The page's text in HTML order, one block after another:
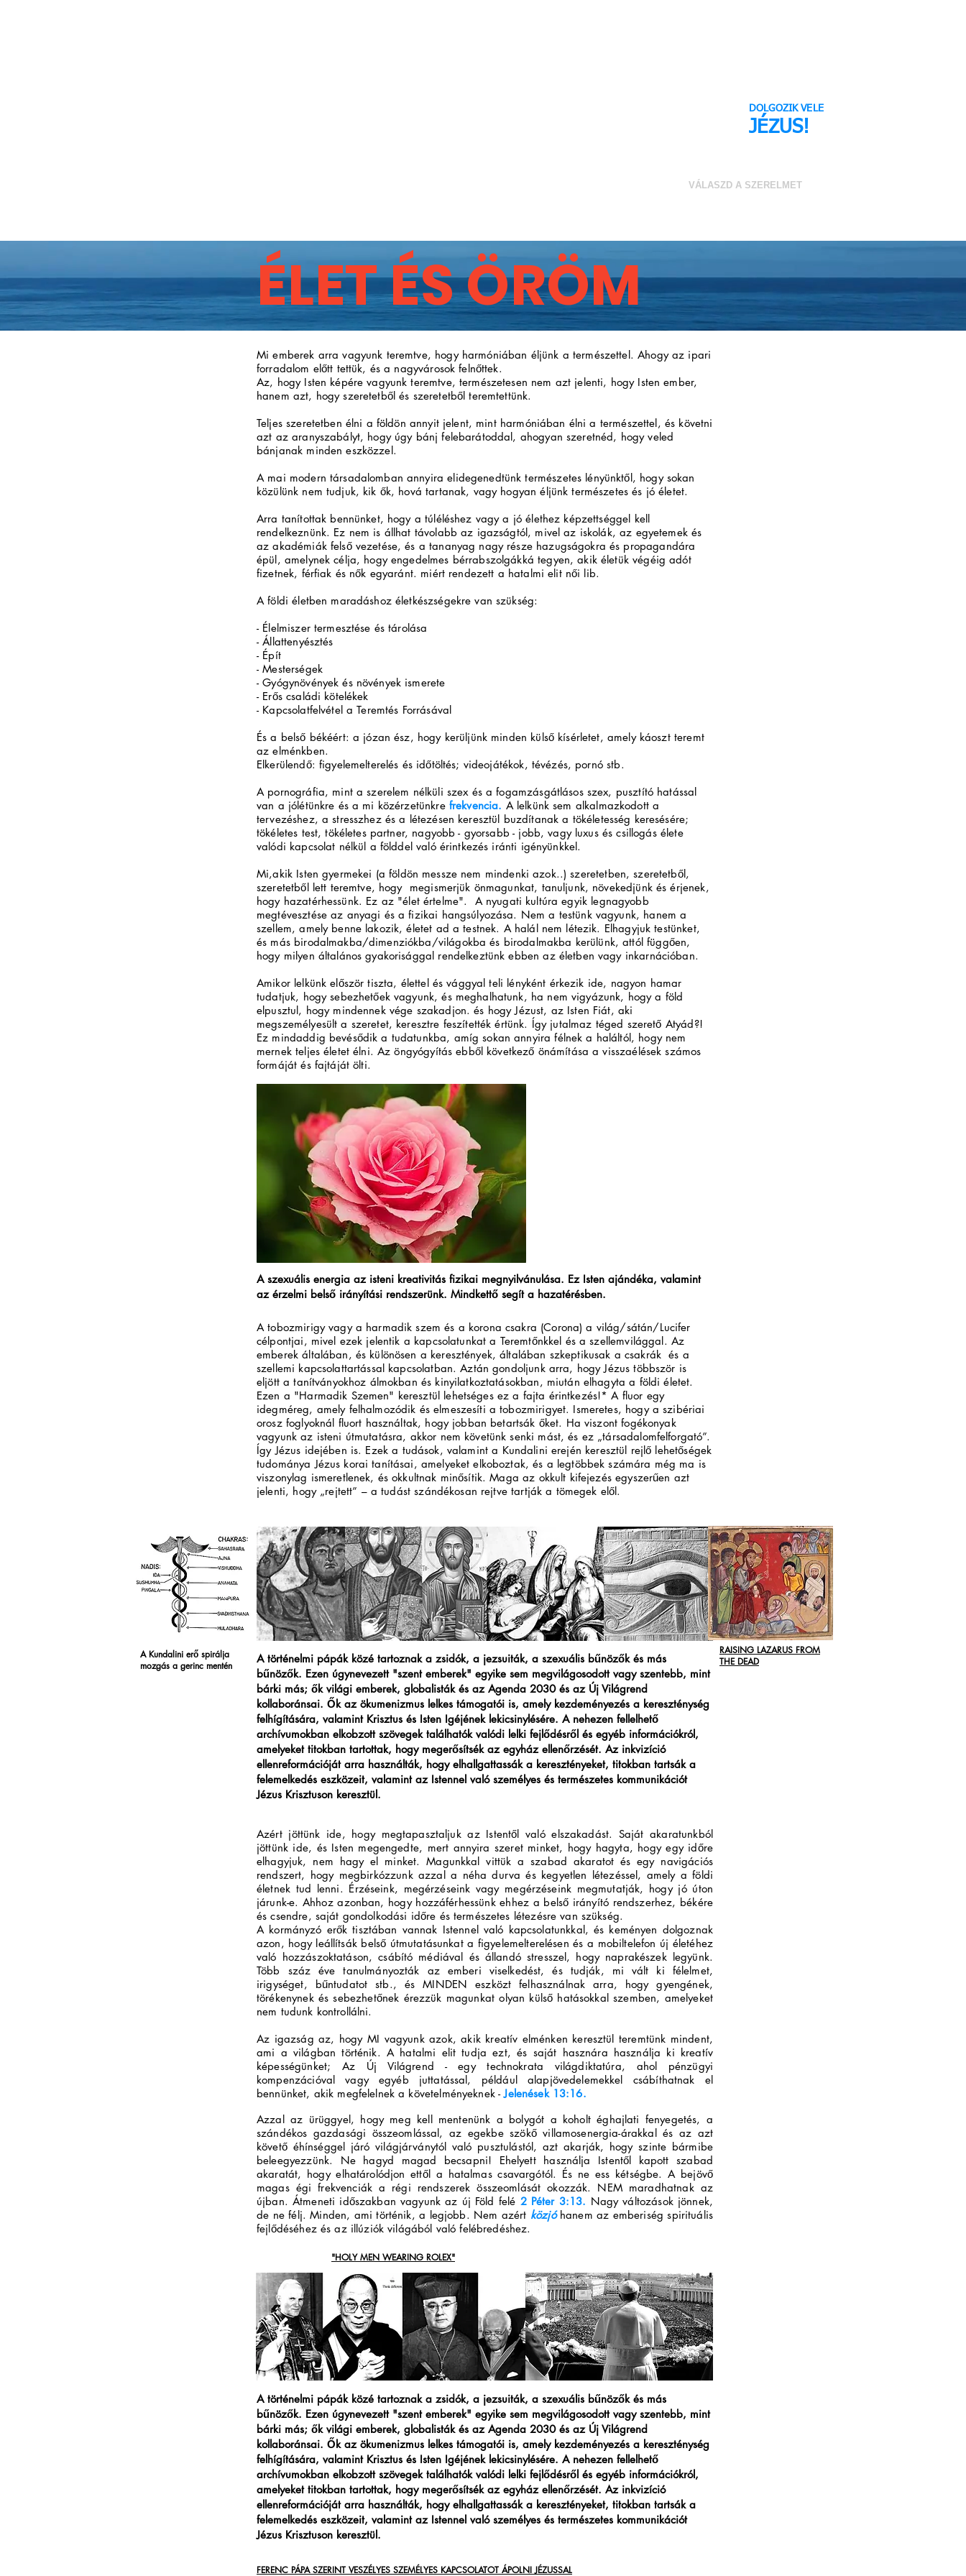
DOLGOZIK VELE
JÉZUS!
ÉLET ÉS ÖRÖM
Mi emberek arra vagyunk teremtve, hogy harmóniában éljünk a természettel. Ahogy az ipari
forradalom előtt tettük, és a nagyvárosok felnőttek.
Az, hogy Isten képére vagyunk teremtve, természetesen nem azt jelenti, hogy Isten ember,
hanem azt, hogy szeretetből és szeretetből teremtettünk.
Teljes szeretetben élni a földön annyit jelent, mint harmóniában élni a természettel, és követni
azt az aranyszabályt, hogy úgy bánj felebarátoddal, ahogyan szeretnéd, hogy veled
bánjanak minden eszközzel.
A mai modern társadalomban annyira elidegenedtünk természetes lényünktől, hogy sokan
közülünk nem tudjuk, kik ők, hová tartanak, vagy hogyan éljünk természetes és jó életet.
Arra tanítottak bennünket, hogy a túléléshez vagy a jó élethez képzettséggel kell
rendelkeznünk. Ez nem is állhat távolabb az igazságtól, mivel az iskolák, az egyetemek és
az akadémiák felső vezetése, és a tananyag nagy része hazugságokra és propagandára
épül, amelynek célja, hogy engedelmes bérrabszolgákká tegyen, akik életük végéig adót
fizetnek, férfiak és nők egyaránt. miért rendezett a hatalmi elit női lib.
A földi életben maradáshoz életkészségekre van szükség:
- Élelmiszer termesztése és tárolása
- Állattenyésztés
- Épít
- Mesterségek
- Gyógynövények és növények ismerete
- Erős családi kötelékek
- Kapcsolatfelvétel a Teremtés Forrásával
És a belső békéért: a józan ész, hogy kerüljünk minden külső kísérletet, amely káoszt teremt
az elménkben.
Elkerülendő: figyelemelterelés és időtöltés; videojátékok, tévézés, pornó stb.
A pornográfia, mint a szerelem nélküli szex és a fogamzásgátlásos szex, pusztító hatással
van a jólétünkre és a mi közérzetünkre frekvencia. A lelkünk sem alkalmazkodott a
tervezéshez, a stresszhez és a létezésen keresztül buzdítanak a tökéletesség keresésére;
tökéletes test, tökéletes partner, nagyobb - gyorsabb - jobb, vagy luxus és csillogás élete
valódi kapcsolat nélkül a földdel való érintkezés iránti igényünkkel.
Mi,akik Isten gyermekei (a földön messze nem mindenki azok..) szeretetben, szeretetből,
szeretetből lett teremtve, hogy megismerjük önmagunkat, tanuljunk, növekedjünk és érjenek,
hogy hazatérhessünk. Ez az "élet értelme". A nyugati kultúra egyik legnagyobb
megtévesztése az anyagi és a fizikai hangsúlyozása. Nem a testünk vagyunk, hanem a
szellem, amely benne lakozik, életet ad a testnek. A halál nem létezik. Elhagyjuk testünket,
és más birodalmakba/dimenziókba/világokba és birodalmakba kerülünk, attól függően,
hogy milyen általános gyakorisággal rendelkeztünk ebben az életben vagy inkarnációban.
Amikor lelkünk először tiszta, élettel és vággyal teli lényként érkezik ide, nagyon hamar
tudatjuk, hogy sebezhetőek vagyunk, és meghalhatunk, ha nem vigyázunk, hogy a föld
elpusztul, hogy mindennek vége szakadjon. és hogy Jézust, az Isten Fiát, aki
megszemélyesült a szeretet, keresztre feszítették értünk. Így jutalmaz téged szerető Atyád?!
Ez mindaddig bevésődik a tudatunkba, amíg sokan annyira félnek a haláltól, hogy nem
mernek teljes életet élni. Az öngyógyítás ebből következő önámítása a visszaélések számos
formáját és fajtáját ölti.
A szexuális energia az isteni kreativitás fizikai megnyilvánulása. Ez Isten ajándéka, valamint
az érzelmi belső irányítási rendszerünk. Mindkettő segít a hazatérésben.
A tobozmirigy vagy a harmadik szem és a korona csakra (Corona) a világ/sátán/Lucifer
célpontjai, mivel ezek jelentik a kapcsolatunkat a Teremtőnkkel és a szellemvilággal. Az
emberek általában, és különösen a keresztények, általában szkeptikusak a csakrák és a
szellemi kapcsolattartással kapcsolatban. Aztán gondoljunk arra, hogy Jézus többször is
eljött a tanítványokhoz álmokban és kinyilatkoztatásokban, miután elhagyta a földi életet.
Ezen a "Harmadik Szemen" keresztül lehetséges ez a fajta érintkezés!* A fluor egy
idegméreg, amely felhalmozódik és elmeszesíti a tobozmirigyet. Ismeretes, hogy a szibériai
orosz foglyoknál fluort használtak, hogy jobban betartsák őket. Ha viszont fogékonyak
vagyunk az isteni útmutatásra, akkor nem követünk senki mást, és ez „társadalomfelforgató”.
Így Jézus idejében is. Ezek a tudások, valamint a Kundalini erején keresztül rejlő lehetőségek
tudománya Jézus korai tanításai, amelyeket elkoboztak, és a legtöbbek számára még ma is
viszonylag ismeretlenek, és okkultnak minősítik. Maga az okkult kifejezés egyszerűen azt
jelenti, hogy „rejtett” – a tudást szándékosan rejtve tartják a tömegek elől.
A Kundalini erő spirálja
mozgás a gerinc mentén
A történelmi pápák közé tartoznak a zsidók, a jezsuiták, a szexuális bűnözők és más
bűnözők. Ezen úgynevezett "szent emberek" egyike sem megvilágosodott vagy szentebb, mint
bárki más; ők világi emberek, globalisták és az Agenda 2030 és az Új Világrend
kollaboránsai. Ők az ökumenizmus lelkes támogatói is, amely kezdeményezés a kereszténység
felhígítására, valamint Krisztus és Isten Igéjének lekicsinylésére. A nehezen fellelhető
archívumokban elkobzott szövegek találhatók valódi lelki fejlődésről és egyéb információkról,
amelyeket titokban tartottak, hogy megerősítsék az egyház ellenőrzését. Az inkvizíció
ellenreformációját arra használták, hogy elhallgattassák a keresztényeket, titokban tartsák a
felemelkedés eszközeit, valamint az Istennel való személyes és természetes kommunikációt
Jézus Krisztuson keresztül.
RAISING LAZARUS FROM
THE DEAD
Azért jöttünk ide, hogy megtapasztaljuk az Istentől való elszakadást. Saját akaratunkból
jöttünk ide, és Isten megengedte, mert annyira szeret minket, hogy hagyta, hogy egy időre
elhagyjuk, nem hagy el minket. Magunkkal vittük a szabad akaratot és egy navigációs
rendszert, hogy megbirkózzunk azzal a néha durva és kegyetlen létezéssel, amely a földi
életnek tud lenni. Érzéseink, megérzéseink vagy megérzéseink megmutatják, hogy jó úton
járunk-e. Ahhoz azonban, hogy hozzáférhessünk ehhez a belső irányító rendszerhez, békére
és csendre, saját gondolkodási időre és természetes létezésre van szükség.
A kormányzó erők tisztában vannak Istennel való kapcsolatunkkal, és keményen dolgoznak
azon, hogy leállítsák belső útmutatásunkat a figyelemelterelésen és a mobiltelefon új életéhez
való hozzászoktatáson, csábító médiával és állandó stresszel, hogy naprakészek legyünk.
Több száz éve tanulmányozták az emberi viselkedést, és tudják, mi vált ki félelmet,
irigységet, bűntudatot stb., és MINDEN eszközt felhasználnak arra, hogy gyengének,
törékenynek és sebezhetőnek érezzük magunkat olyan külső hatásokkal szemben, amelyeket
nem tudunk kontrollálni.
Az igazság az, hogy MI vagyunk azok, akik kreatív elménken keresztül teremtünk mindent,
ami a világban történik. A hatalmi elit tudja ezt, és saját hasznára használja ki kreatív
képességünket; Az Új Világrend - egy technokrata világdiktatúra, ahol pénzügyi
kompenzációval vagy egyéb juttatással, például alapjövedelemekkel csábíthatnak el
bennünket, akik megfelelnek a követelményeknek -Jelenések 13:16.
Azzal az ürüggyel, hogy meg kell mentenünk a bolygót a koholt éghajlati fenyegetés, a
szándékos gazdasági összeomlással, az egekbe szökő villamosenergia-árakkal és az azt
követő éhínséggel járó világjárványtól való pusztulástól, azt akarják, hogy szinte bármibe
beleegyezzünk. Ne hagyd magad becsapni! Ehelyett használja Istentől kapott szabad
akaratát, hogy elhatárolódjon ettől a hatalmas csavargótól. És ne ess kétségbe. A bejövő
magas égi frekvenciák a régi rendszerek összeomlását okozzák. NEM maradhatnak az
újban. Átmeneti időszakban vagyunk az új Föld felé 2 Péter 3:13. Nagy változások jönnek,
de ne félj. Minden, ami történik, a legjobb. Nem azért közjó hanem az emberiség spirituális
fejlődéséhez és az illúziók világából való felébredéshez.
"HOLY MEN WEARING ROLEX"
A történelmi pápák közé tartoznak a zsidók, a jezsuiták, a szexuális bűnözők és más
bűnözők. Ezen úgynevezett "szent emberek" egyike sem megvilágosodott vagy szentebb, mint
bárki más; ők világi emberek, globalisták és az Agenda 2030 és az Új Világrend
kollaboránsai. Ők az ökumenizmus lelkes támogatói is, amely kezdeményezés a kereszténység
felhígítására, valamint Krisztus és Isten Igéjének lekicsinylésére. A nehezen fellelhető
archívumokban elkobzott szövegek találhatók valódi lelki fejlődésről és egyéb információkról,
amelyeket titokban tartottak, hogy megerősítsék az egyház ellenőrzését. Az inkvizíció
ellenreformációját arra használták, hogy elhallgattassák a keresztényeket, titokban tartsák a
felemelkedés eszközeit, valamint az Istennel való személyes és természetes kommunikációt
Jézus Krisztuson keresztül.
FERENC PÁPA SZERINT VESZÉLYES SZEMÉLYES KAPCSOLATOT ÁPOLNI JÉZUSSAL
VÁLASZD A SZERELMET